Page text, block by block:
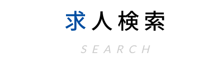
求 人検索
SEARCH